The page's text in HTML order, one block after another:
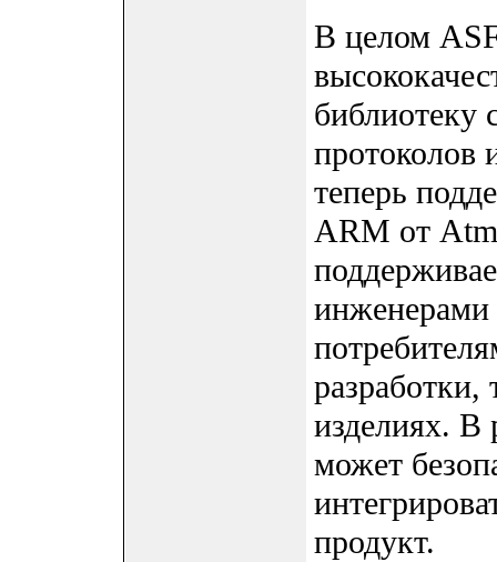
В целом
библиотеку
теперь
ARM от
инженерами
разработки,
изделиях. В
может
продукт.